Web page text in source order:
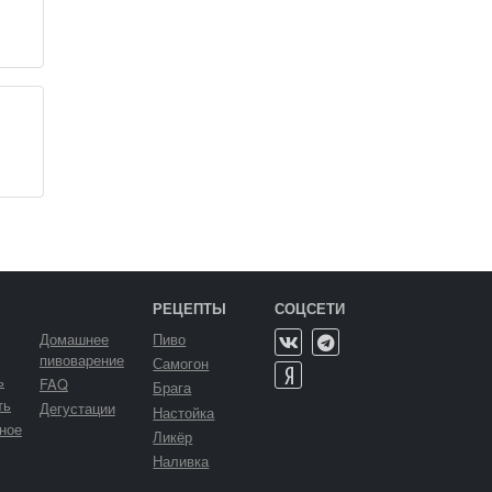
Домашнее
пивоварение
FAQ
Дегустации
РЕЦЕПТЫ
Пиво
Самогон
Брага
Настойка
Ликёр
Наливка
СОЦСЕТИ